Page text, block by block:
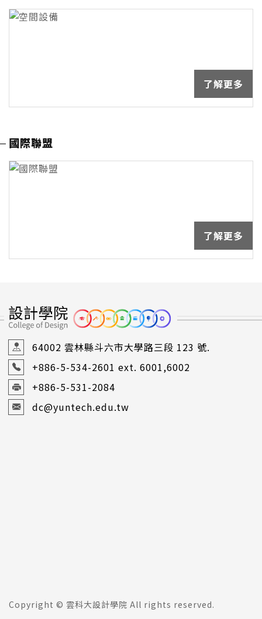
了解更多
國際聯盟
了解更多
64002 雲林縣斗六市大學路三段 123 號.
+886-5-534-2601 ext. 6001,6002
+886-5-531-2084
dc@yuntech.edu.tw
Copyright © 雲科大設計學院 All rights reserved.